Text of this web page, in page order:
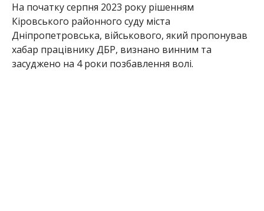
На початку серпня 2023 року рішенням
Кіровського районного суду міста
Дніпропетровська, військового, який пропонував
хабар працівнику ДБР, визнано винним та
засуджено на 4 роки позбавлення волі.